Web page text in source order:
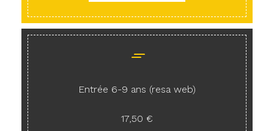
Entrée 6-9 ans (resa web)
17,50 €